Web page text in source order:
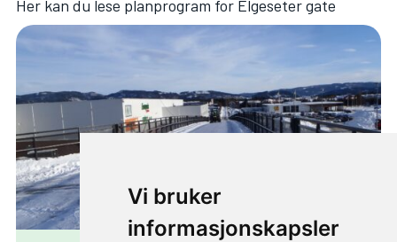
Vi bruker
informasjonskapsler
Her kan du lese planprogram for Elgeseter gate